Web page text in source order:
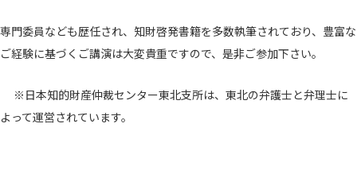
専門委員なども歴任され、知財啓発書籍を多数執筆されており、豊富な
ご経験に基づくご講演は大変貴重ですので、是非ご参加下さい。
※日本知的財産仲裁センター東北支所は、東北の弁護士と弁理士に
よって運営されています。